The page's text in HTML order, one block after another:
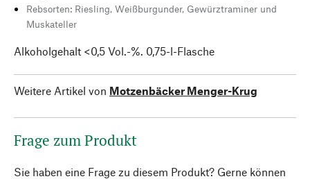
Rebsorten: Riesling, Weißburgunder, Gewürztraminer und
Muskateller
Alkoholgehalt <0,5 Vol.-%. 0,75-l-Flasche
Weitere Artikel von Motzenbäcker Menger-Krug
Frage zum Produkt
Sie haben eine Frage zu diesem Produkt? Gerne können